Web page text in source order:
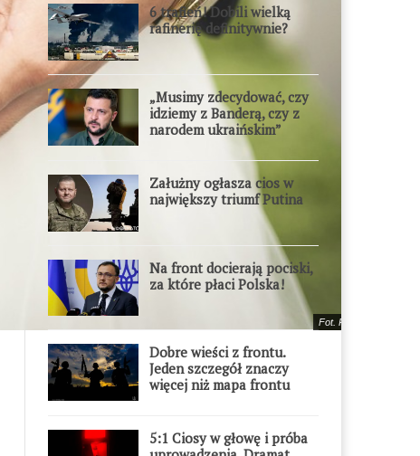
Fot. Pixabay.com
6 trafień! Dobili wielką
rafinerię definitywnie?
„Musimy zdecydować, czy
idziemy z Banderą, czy z
narodem ukraińskim”
Załużny ogłasza cios w
największy triumf Putina
Na front docierają pociski,
za które płaci Polska!
Dobre wieści z frontu.
Jeden szczegół znaczy
więcej niż mapa frontu
5:1 Ciosy w głowę i próba